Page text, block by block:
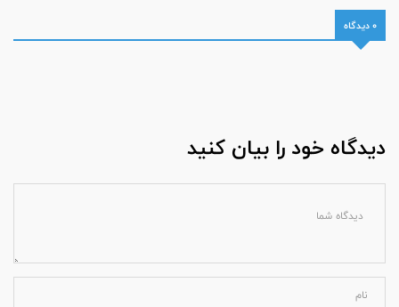
0 دیدگاه
دیدگاه خود را بیان کنید